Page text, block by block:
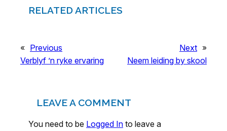
RELATED ARTICLES
« Previous
Verblyf ’n ryke ervaring
Next »
Neem leiding by skool
LEAVE A COMMENT
You need to be Logged In to leave a